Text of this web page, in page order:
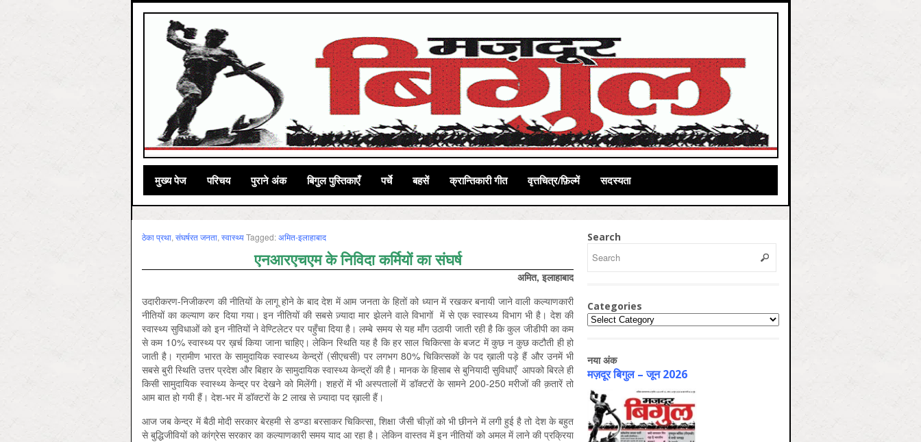
मुख्‍य पेज परिचय पुराने अंक बिगुल पुस्तिकाएँ पर्चे बहसें क्रान्तिकारी गीत वृत्तचित्र/फ़िल्में सदस्यता
ठेका प्रथा, संघर्षरत जनता, स्‍वास्‍थ्‍यTagged:अमित-इलाहाबाद
एनआरएचएम के निविदा कर्मियों का संघर्ष
अमित, इलाहाबाद
उदारीकरण-निजीकरण की नीतियों के लागू होने के बाद देश में आम जनता के हितों को ध्यान में रखकर बनायी जाने वाली कल्याणकारी
नीतियों का कल्याण कर दिया गया। इन नीतियों की सबसे ज़्यादा मार झेलने वाले विभागों में से एक स्वास्थ्य विभाग भी है। देश की
स्वास्थ्य सुविधाओं को इन नीतियों ने वेण्टिलेटर पर पहुँचा दिया है। लम्बे समय से यह माँग उठायी जाती रही है कि कुल जीडीपी का कम
से कम 10% स्वास्थ्य पर ख़र्च किया जाना चाहिए। लेकिन स्थिति यह है कि हर साल चिकित्सा के बजट में कुछ न कुछ कटौती ही हो
जाती है। ग्रामीण भारत के सामुदायिक स्वास्थ्य केन्द्रों (सीएचसी) पर लगभग 80% चिकित्सकों के पद ख़ाली पड़े हैं और उनमें भी
सबसे बुरी स्थिति उत्तर प्रदेश और बिहार के सामुदायिक स्वास्थ्य केन्द्रों की है। मानक के हिसाब से बुनियादी सुविधाएँ आपको बिरले ही
किसी सामुदायिक स्वास्थ्य केन्द्र पर देखने को मिलेंगी। शहरों में भी अस्पतालों में डॉक्टरों के सामने 200-250 मरीजों की क़तारें तो
आम बात हो गयी हैं। देश-भर में डॉक्टरों के 2 लाख से ज़्यादा पद ख़ाली हैं।
आज जब केन्द्र में बैठी मोदी सरकार बेरहमी से डण्डा बरसाकर चिकित्सा, शिक्षा जैसी चीज़ों को भी छीनने में लगी हुई है तो देश के बहुत
से बुद्धिजीवियों को कांग्रेस सरकार का कल्याणकारी समय याद आ रहा है। लेकिन वास्तव में इन नीतियों को अमल में लाने की प्रक्रिया
Search
Categories
Categories
नया अंक
मज़दूर बिगुल – जून 2026